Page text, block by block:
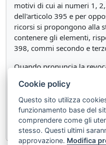
motivi di cui ai numeri 1,
dell'articolo 395 e per
ricorsi si propongono alla
contenere gli elementi,
398, commi secondo e
Quando pronuncia la
qualora non siano
fatto; altrimenti,
dichiarata ammissibile
causa al giudice che ha
Cookie policy
Questo sito utilizza
funzionamento base del
comprendere come gli
stesso. Questi ultimi
approvazione. Modifica